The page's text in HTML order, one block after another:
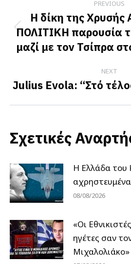
navigation
PREVIOUS
post:
Η δίκη της Χρυσής
ΠΟΛΙΤΙΚΗ παρουσία
μαζί με τον Τσίπρα
NEXT
Next
Julius Evola: “Στό
Σχετικές
Η Ελλάδα του
08/08/2026
«Οι
ηγέτες σαν
Μιχαλολιάκο»